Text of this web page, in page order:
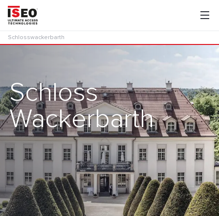
Schlosswackerbarth
Schloss
Wackerbarth